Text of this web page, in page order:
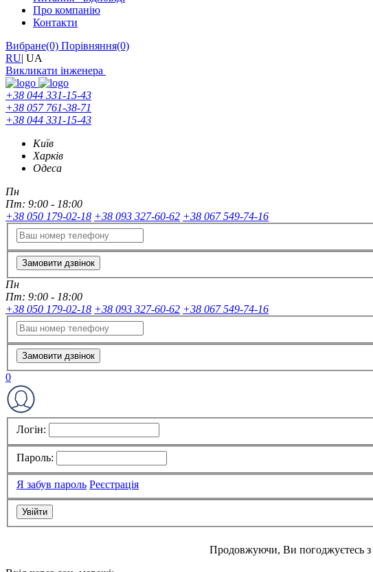
Про компанію
Контакти
Вибране(0) Порівняння(0)
RU| UA
Викликати інженера
+38 044 331-15-43
+38 057 761-38-71
+38 044 331-15-43
Київ
Харків
Одеса
Пн
Пт: 9:00 - 18:00
+38 050 179-02-18 +38 093 327-60-62 +38 067 549-74-16
Замовити дзвінок
Пн
Пт: 9:00 - 18:00
+38 050 179-02-18 +38 093 327-60-62 +38 067 549-74-16
Замовити дзвінок
0
Логін:
Пароль:
Я забув пароль Реєстрація
Продовжуючи, Ви погоджуєтесь з